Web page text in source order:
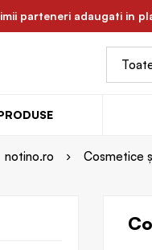
parteneri adaugati in
bio 100% naturale ✌
notino.ro Cosmetice